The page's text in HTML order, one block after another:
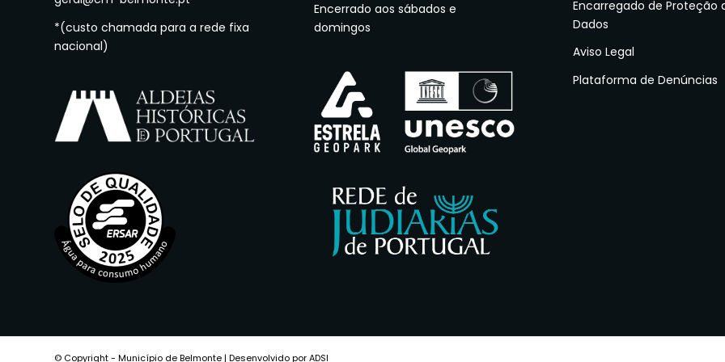
*(custo chamada para a rede fixa
nacional)
Encerrado aos sábados e
domingos
Encarregado de Proteção
Dados
Aviso Legal
Plataforma de Denúncias
© Copyright - Município de Belmonte | Desenvolvido por ADSI